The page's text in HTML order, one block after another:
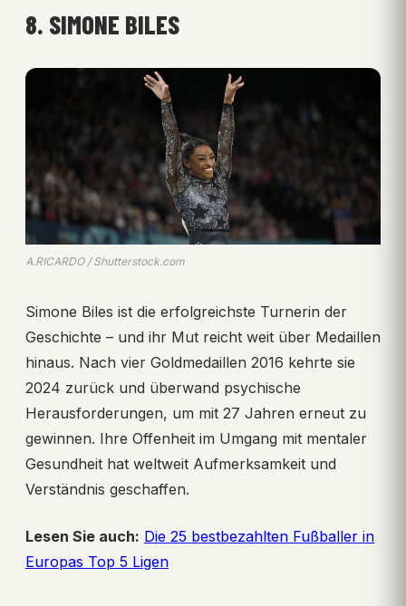
8. SIMONE BILES
A.RICARDO / Shutterstock.com
Simone Biles ist die erfolgreichste Turnerin der
Geschichte – und ihr Mut reicht weit über Medaillen
hinaus. Nach vier Goldmedaillen 2016 kehrte sie
2024 zurück und überwand psychische
Herausforderungen, um mit 27 Jahren erneut zu
gewinnen. Ihre Offenheit im Umgang mit mentaler
Gesundheit hat weltweit Aufmerksamkeit und
Verständnis geschaffen.
Lesen Sie auch: Die 25 bestbezahlten Fußballer in
Europas Top 5 Ligen